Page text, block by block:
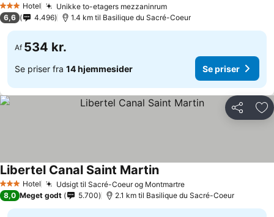
3 StjernerHotel Unikke to-etagers mezzaninrum
6,6 4.496 1.4 km til Basilique du Sacré-Coeur
Af 534 kr.
Se priser fra 14 hjemmesider Se priser
Del
3 StjernerHotel Udsigt til Sacré-Coeur og Montmartre
Libertel Canal Saint Martin
8,0 Meget godt 5.700 2.1 km til Basilique du Sacré-Coeur